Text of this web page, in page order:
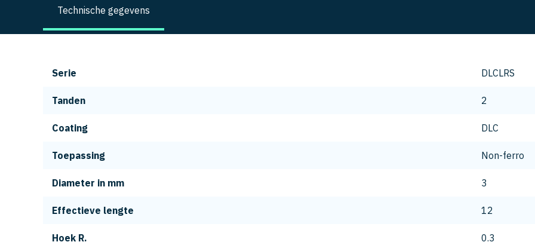
Technische gegevens
Serie DLCLRS
Tanden 2
Coating DLC
Toepassing Non-ferro
Diameter in mm 3
Effectieve lengte 12
Hoek R. 0.3